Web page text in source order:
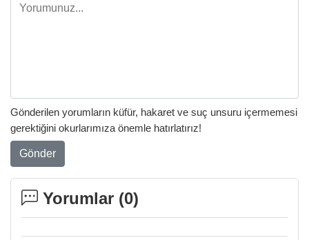
Gönderilen yorumların küfür, hakaret ve suç unsuru içermemesi
gerektiğini okurlarımıza önemle hatırlatırız!
Gönder
Yorumlar (0)